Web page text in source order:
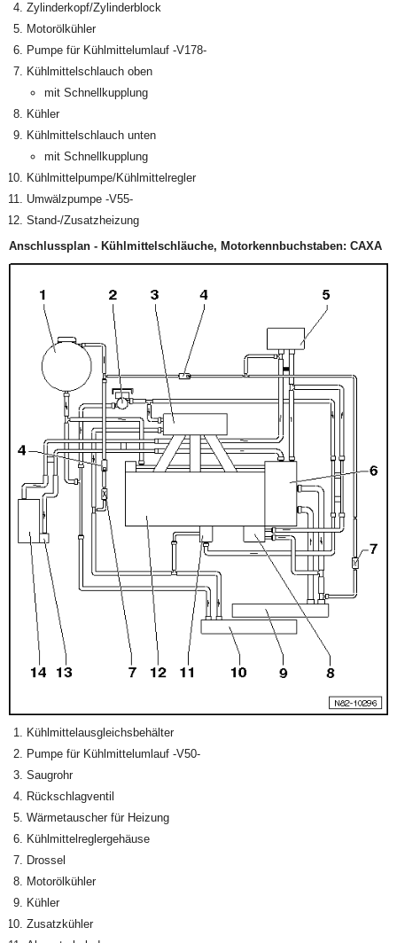
Zylinderkopf/Zylinderblock
Motorölkühler
Pumpe für Kühlmittelumlauf -V178-
Kühlmittelschlauch oben
mit Schnellkupplung
Kühler
Kühlmittelschlauch unten
mit Schnellkupplung
Kühlmittelpumpe/Kühlmittelregler
Umwälzpumpe -V55-
Stand-/Zusatzheizung
Anschlussplan - Kühlmittelschläuche, Motorkennbuchstaben: CAXA
Kühlmittelausgleichsbehälter
Pumpe für Kühlmittelumlauf -V50-
Saugrohr
Rückschlagventil
Wärmetauscher für Heizung
Kühlmittelreglergehäuse
Drossel
Motorölkühler
Kühler
Zusatzkühler